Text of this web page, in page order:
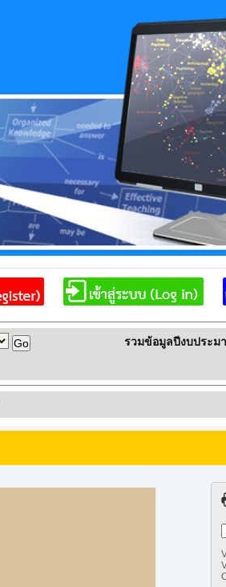
รวมข้อมูลปีงบประม